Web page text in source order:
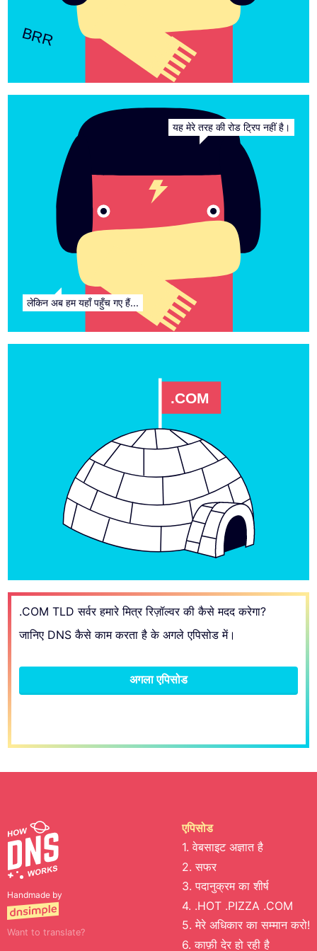
BRR
यह मेरे तरह की रोड ट्रिप नहीं है।
लेकिन अब हम यहाँ पहुँच गए हैं...
.COM
.COM TLD सर्वर हमारे मित्र रिज़ॉल्वर की कैसे मदद करेगा?
जानिए DNS कैसे काम करता है के अगले एपिसोड में।
अगला एपिसोड
Handmade by
Want to translate?
एपिसोड
1. वेबसाइट अज्ञात है
2. सफर
3. पदानुक्रम का शीर्ष
4. .HOT .PIZZA .COM
5. मेरे अधिकार का सम्मान करो!
6. काफ़ी देर हो रही है